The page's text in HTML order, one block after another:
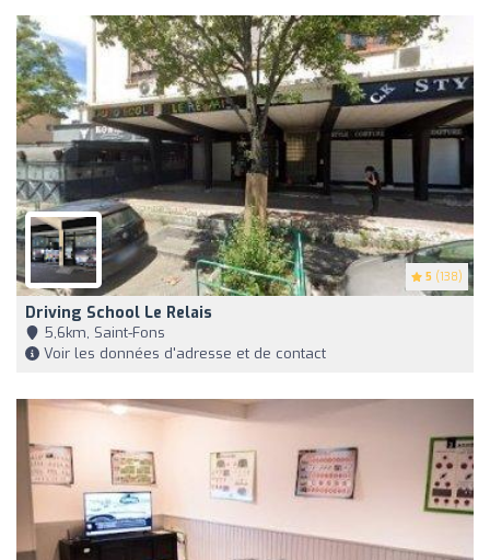
5 (138)
Driving School Le Relais
5,6km, Saint-Fons
Voir les données d'adresse et de contact